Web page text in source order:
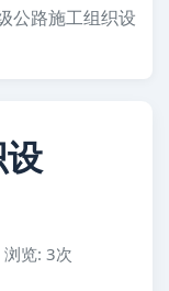
公路施工组织设
浏览: 3次